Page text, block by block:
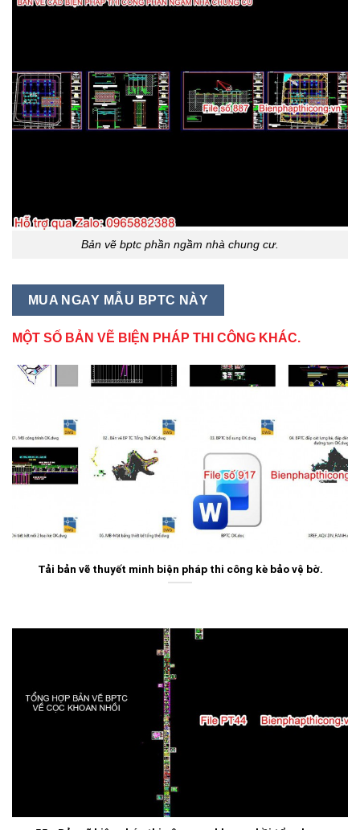
Bản vẽ bptc phần ngầm nhà chung cư.
MUA NGAY MẪU BPTC NÀY
MỘT SỐ BẢN VẼ BIỆN PHÁP THI CÔNG KHÁC.
Tải bản vẽ thuyết minh biện pháp thi công kè bảo vệ bờ.